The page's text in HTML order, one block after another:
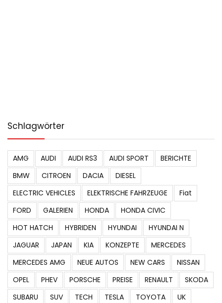
Schlagwörter
AMG AUDI AUDI RS3 AUDI SPORT
BERICHTE
BMW
CITROEN DACIA
DIESEL
ELECTRIC VEHICLES
ELEKTRISCHE FAHRZEUGE
Fiat
FORD
GALERIEN HONDA
HONDA CIVIC
HOT HATCH
HYBRIDEN HYUNDAI
HYUNDAI N
JAGUAR
JAPAN KIA KONZEPTE
MERCEDES
MERCEDES AMG
NEUE AUTOS NEW CARS
NISSAN
OPEL
PHEV PORSCHE PREISE RENAULT
SKODA
SUBARU
SUV TECH TESLA TOYOTA
UK